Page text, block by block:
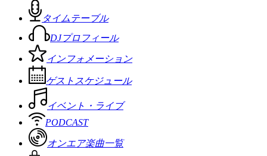
タイムテーブル
DJプロフィール
インフォメーション
ゲストスケジュール
イベント・ライブ
PODCAST
オンエア楽曲一覧